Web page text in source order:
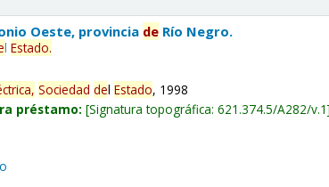
Oeste, provincia de Río Negro.
lEstado.
Sociedad delEstado, 1998
préstamo: Signatura topográfica:621.374.5/A282/v.1